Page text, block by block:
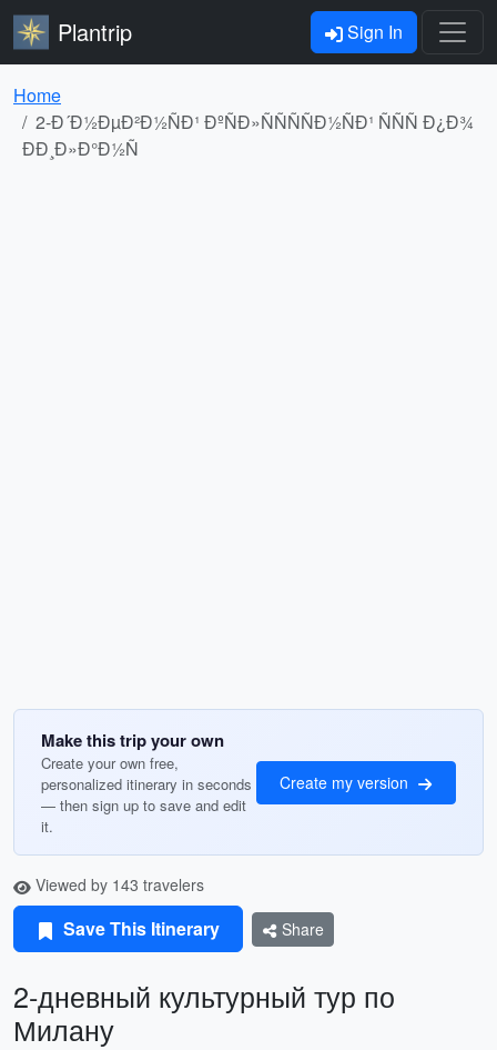
Plantrip Sign In
Home
2-Ð´Ð½ÐµÐ²Ð½ÑÐ¹ ÐºÑÐ»ÑÑÑÑÐ½ÑÐ¹ ÑÑÑ Ð¿Ð¾
ÐÐ¸Ð»Ð°Ð½Ñ
Make this trip your own
Create your own free,
personalized itinerary in seconds
— then sign up to save and edit
it.
Create my version
Viewed by 143 travelers
Save This Itinerary Share
2-дневный культурный тур по
Милану